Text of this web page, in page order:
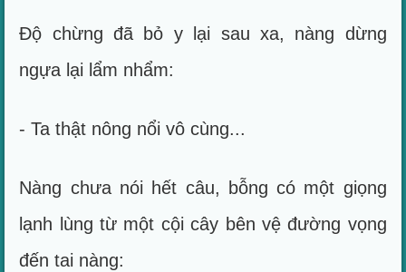
Độ chừng đã bỏ y lại sau xa, nàng dừng
ngựa lại lẩm nhẩm:
- Ta thật nông nổi vô cùng...
Nàng chưa nói hết câu, bỗng có một giọng
lạnh lùng từ một cội cây bên vệ đường vọng
đến tai nàng: